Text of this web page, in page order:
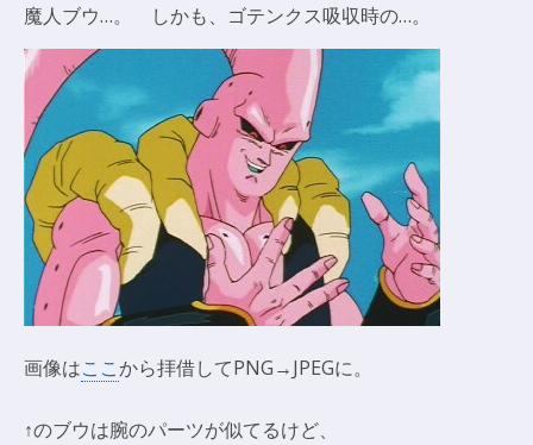
魔人ブウ…。 しかも、ゴテンクス吸収時の…。
画像はここから拝借してPNG→JPEGに。
↑のブウは腕のパーツが似てるけど、